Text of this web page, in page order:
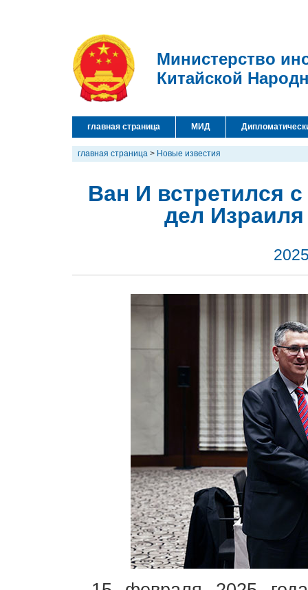
Министерство
Китайской
главная страница МИД
главная страница > Новые известия
Ван И встретился
дел